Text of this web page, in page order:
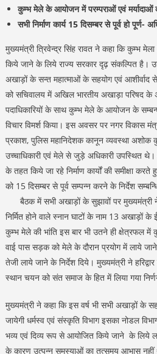
कुम्भ मेले के आयोजन में परम्पराओं एवं मर्यादाओं
सभी निर्माण कार्य 15 दिसम्बर से पूर्व हो पूर्ण-
मुख्यमंत्री त्रिवेन्द्र सिंह रावत ने कहा कि कुम्भ
किये जाने के लिये राज्य सरकार दृढ़ संकल्पित है।
अखाड़ों के सन्त महात्माओं के सहयोग एवं
को सचिवालय में अखिल भारतीय अखाड़ा परिषद के
पदाधिकारियों के साथ कुम्भ मेले के आयोजन के
विचार विमर्श किया। इस अवसर पर नगर विकास
प्रकाश, पुलिस महानिदेशक कानून व्यवस्था अशोक
उच्चाधिकारी एवं मेले से जुड़े अधिकारी उपस्थित
के तहत किये जा रहे निर्माण कार्यों की समीक्षा करते
को 15 दिसम्बर से पूर्व सम्पन्न करने के निर्देश
बैठक में सभी अखाड़ों के सुझावों पर मुख्यमंत्री ने
निर्मित होने वाले स्नान घाटों के नाम 13 अखाड़ों
कुम्भ मेले की भांति इस बार भी उतने ही क्षेत्रफल
वाई पास सड़क को मेले के दौरान प्रयोग में लाये
तेजी लाये जाने के निर्देश दिये। मुख्यमंत्री ने
स्थान चयन को संत समाज के हित में लिया गया
मुख्यमंत्री ने कहा कि इस वर्ष भी सभी अखाड़ों के
जायेगी धर्मस्व एवं संस्कृति विभाग इसका नोडल
भव्य एवं दिव्य रूप से आयोजित किये जाने के लिये
के कारण उत्पन्न समस्याओं का तत्समय आभास नहीं